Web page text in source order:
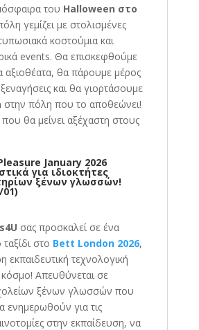
του Halloween στο
γεμίζει με στολισμένες
κοστούμια και
events. Θα επισκεφθούμε
αξιοθέατα, θα πάρουμε μέρος
και θα γιορτάσουμε
στην πόλη που το αποθεώνει!
που θα μείνει αξέχαστη στους
January 2026
για ιδιοκτήτες
ξένων γλωσσών!
01)
σας προσκαλεί σε ένα
στο Bett London 2026,
εκπαιδευτική τεχνολογική
Απευθύνεται σε
ξένων γλωσσών που
ενημερωθούν για τις
στην εκπαίδευση, να